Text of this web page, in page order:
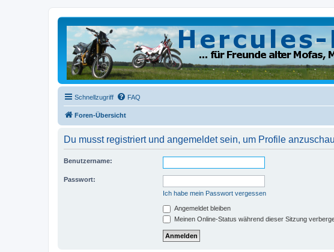
Schnellzugriff FAQ
Foren-Übersicht
Du musst registriert und angemeldet sein, um Profile
Benutzername:
Passwort:
Ich habe mein Passwort vergessen
Angemeldet bleiben
Meinen Online-Status während dieser Sitzung